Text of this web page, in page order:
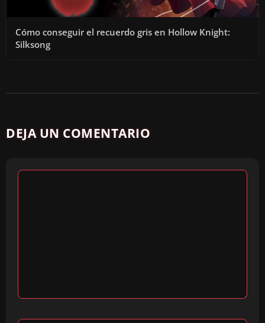
Cómo conseguir el recuerdo gris en Hollow Knight:
Silksong
DEJA UN COMENTARIO